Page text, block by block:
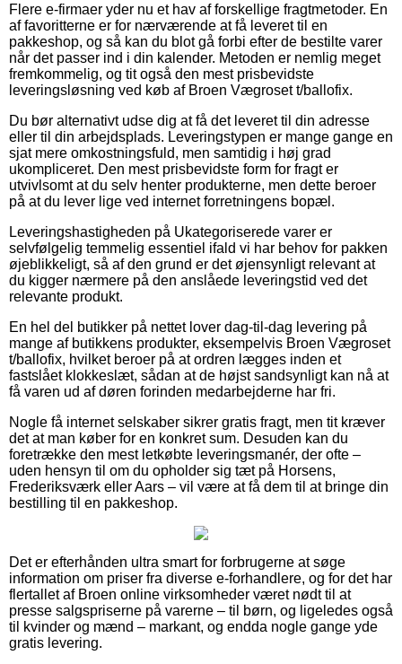
Flere e-firmaer yder nu et hav af forskellige fragtmetoder. En
af favoritterne er for nærværende at få leveret til en
pakkeshop, og så kan du blot gå forbi efter de bestilte varer
når det passer ind i din kalender. Metoden er nemlig meget
fremkommelig, og tit også den mest prisbevidste
leveringsløsning ved køb af Broen Vægroset t/ballofix.
Du bør alternativt udse dig at få det leveret til din adresse
eller til din arbejdsplads. Leveringstypen er mange gange en
sjat mere omkostningsfuld, men samtidig i høj grad
ukompliceret. Den mest prisbevidste form for fragt er
utvivlsomt at du selv henter produkterne, men dette beroer
på at du lever lige ved internet forretningens bopæl.
Leveringshastigheden på Ukategoriserede varer er
selvfølgelig temmelig essentiel ifald vi har behov for pakken
øjeblikkeligt, så af den grund er det øjensynligt relevant at
du kigger nærmere på den anslåede leveringstid ved det
relevante produkt.
En hel del butikker på nettet lover dag-til-dag levering på
mange af butikkens produkter, eksempelvis Broen Vægroset
t/ballofix, hvilket beroer på at ordren lægges inden et
fastslået klokkeslæt, sådan at de højst sandsynligt kan nå at
få varen ud af døren forinden medarbejderne har fri.
Nogle få internet selskaber sikrer gratis fragt, men tit kræver
det at man køber for en konkret sum. Desuden kan du
foretrække den mest letkøbte leveringsmanér, der ofte –
uden hensyn til om du opholder sig tæt på Horsens,
Frederiksværk eller Aars – vil være at få dem til at bringe din
bestilling til en pakkeshop.
Det er efterhånden ultra smart for forbrugerne at søge
information om priser fra diverse e-forhandlere, og for det har
flertallet af Broen online virksomheder været nødt til at
presse salgspriserne på varerne – til børn, og ligeledes også
til kvinder og mænd – markant, og endda nogle gange yde
gratis levering.